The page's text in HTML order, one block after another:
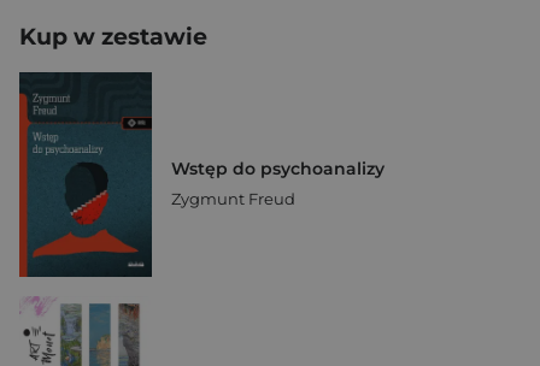
Kup w zestawie
Wstęp do psychoanalizy
Zygmunt Freud